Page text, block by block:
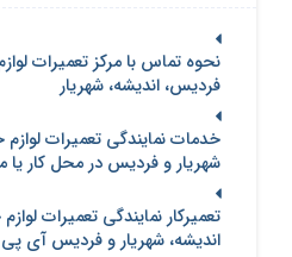
نحوه تماس با مرکز تعمیرات
فردیس، اندیشه، شهریار
خدمات نمایندگی تعمیرات
شهریار و فردیس در محل کار یا
تعمیرکار نمایندگی تعمیرات
اندیشه، شهریار و فردیس آی